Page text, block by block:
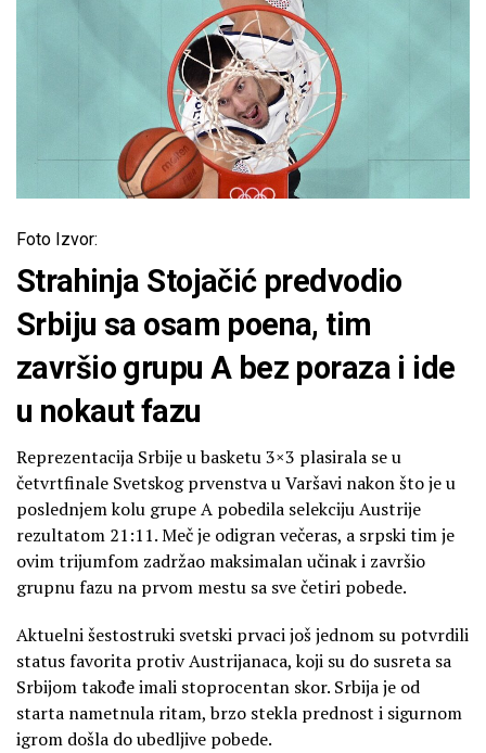
Foto Izvor:
Strahinja Stojačić predvodio
Srbiju sa osam poena, tim
završio grupu A bez poraza i ide
u nokaut fazu
Reprezentacija Srbije u basketu 3×3 plasirala se u
četvrtfinale Svetskog prvenstva u Varšavi nakon što je u
poslednjem kolu grupe A pobedila selekciju Austrije
rezultatom 21:11. Meč je odigran večeras, a srpski tim je
ovim trijumfom zadržao maksimalan učinak i završio
grupnu fazu na prvom mestu sa sve četiri pobede.
Aktuelni šestostruki svetski prvaci još jednom su potvrdili
status favorita protiv Austrijanaca, koji su do susreta sa
Srbijom takođe imali stoprocentan skor. Srbija je od
starta nametnula ritam, brzo stekla prednost i sigurnom
igrom došla do ubedljive pobede.